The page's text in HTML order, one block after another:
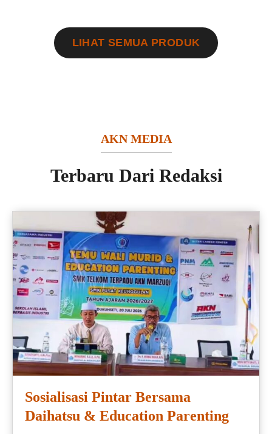
LIHAT SEMUA PRODUK
AKN MEDIA
Terbaru Dari Redaksi
Sosialisasi Pintar Bersama
Daihatsu & Education Parenting